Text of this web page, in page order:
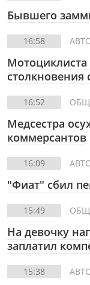
Бывшего
16:58
Мотоциклиста
столкновения
16:52
Медсестра
коммерсантов
16:09
"Фиат" сбил
15:49
На девочку
заплатил
15:38